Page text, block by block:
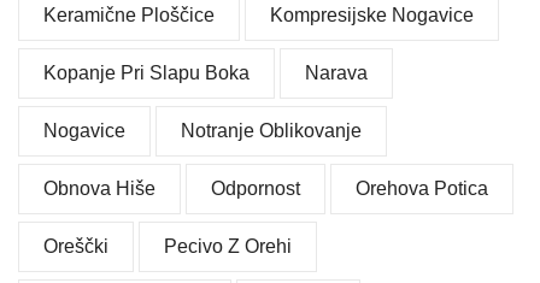
Keramične Ploščice Kompresijske Nogavice
Kopanje Pri Slapu Boka Narava
Nogavice Notranje Oblikovanje
Obnova Hiše Odpornost Orehova Potica
Oreščki Pecivo Z Orehi